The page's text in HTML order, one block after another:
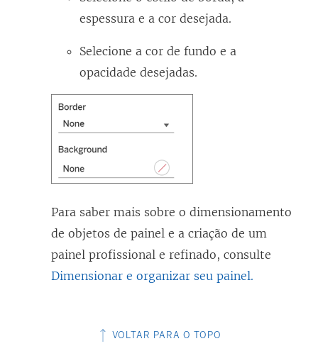
espessura e a cor desejada.
Selecione a cor de fundo e a
opacidade desejadas.
Para saber mais sobre o dimensionamento
de objetos de painel e a criação de um
painel profissional e refinado, consulte
Dimensionar e organizar seu painel.
VOLTAR PARA O TOPO